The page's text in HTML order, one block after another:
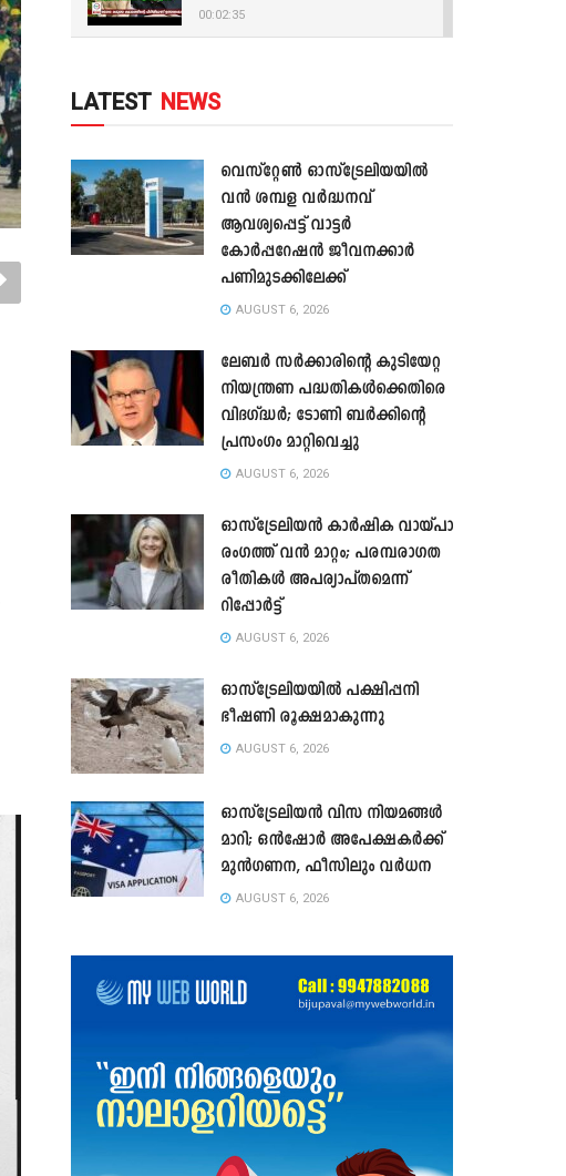
00:02:35
LATEST NEWS
വെസ്റ്റേൺ ഓസ്‌ട്രേലിയയിൽ
വൻ ശമ്പള വർദ്ധനവ്
ആവശ്യപ്പെട്ട് വാട്ടർ
കോർപ്പറേഷൻ ജീവനക്കാർ
പണിമുടക്കിലേക്ക്
AUGUST 6, 2026
ലേബർ സർക്കാരിന്റെ കുടിയേറ്റ
നിയന്ത്രണ പദ്ധതികൾക്കെതിരെ
വിദഗ്ദ്ധർ; ടോണി ബർക്കിന്റെ
പ്രസംഗം മാറ്റിവെച്ചു
AUGUST 6, 2026
ഓസ്‌ട്രേലിയൻ കാർഷിക വായ്പാ
രംഗത്ത് വൻ മാറ്റം; പരമ്പരാഗത
രീതികൾ അപര്യാപ്തമെന്ന്
റിപ്പോർട്ട്
AUGUST 6, 2026
ഓസ്ട്രേലിയയിൽ പക്ഷിപ്പനി
ഭീഷണി രൂക്ഷമാകുന്നു
AUGUST 6, 2026
ഓസ്‌ട്രേലിയൻ വിസ നിയമങ്ങൾ
മാറി; ഒൻഷോർ അപേക്ഷകർക്ക്
മുൻഗണന, ഫീസിലും വർധന
AUGUST 6, 2026